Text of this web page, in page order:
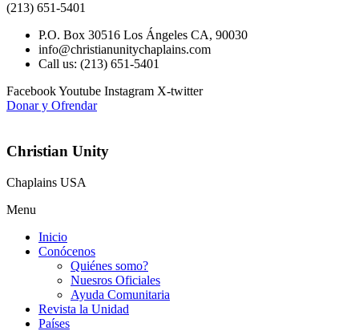
(213) 651-5401
P.O. Box 30516 Los Ángeles CA, 90030
info@christianunitychaplains.com
Call us: (213) 651-5401
FacebookYoutube Instagram X-twitter
Donar y Ofrendar
Christian Unity
Chaplains USA
Menu
Inicio
Conócenos
Quiénes somo?
Nuesros Oficiales
Ayuda Comunitaria
Revista la Unidad
Países